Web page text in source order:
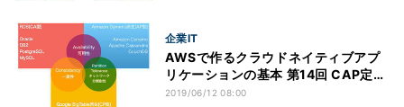
企業IT
AWSで作るクラウドネイティブアプ
リケーションの基本 第14回 CAP定理
を元にしたデータベースの分類とデー
2019/06/12 08:00